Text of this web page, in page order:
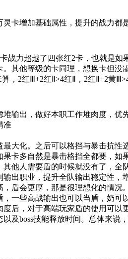
灵卡增加基础属性，提升的战力
战力超越了四张红2卡，也就是
其他等级的卡同理，想换卡但没
，2红Ⅲ+2红Ⅱ>4红Ⅱ，2红Ⅱ+2黄
输出，做好本职工作堆肉度，优
准
大化。之后可以格挡与暴击抗
卡多自然是暴击格挡全都要，
他人需要盾的时候就没有了，
出职业，提升全队输出稳定性，
，盾会更厚，那是很理想化的情
一些高战输出也可以当盾，奶可
后，对于高端玩家盾的使用可
及boss技能释放时间。总体来